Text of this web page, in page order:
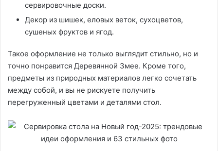
сервировочные доски.
Декор из шишек, еловых веток, сухоцветов,
сушеных фруктов и ягод.
Такое оформление не только выглядит стильно, но и
точно понравится Деревянной Змее. Кроме того,
предметы из природных материалов легко сочетать
между собой, и вы не рискуете получить
перегруженный цветами и деталями стол.